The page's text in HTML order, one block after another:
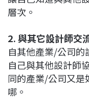
層次。
2. 與其它設計師交
自其他產業/公司
自己與其他設計師
同的產業/公司又是
哪。